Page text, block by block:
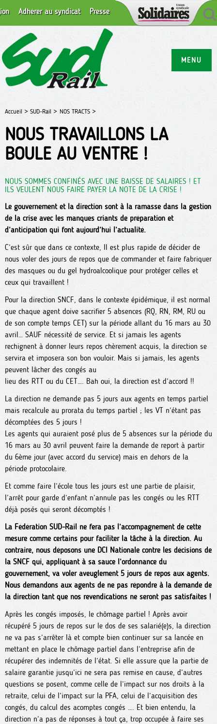
MENU
Adhérer au syndicat Presse
Accueil > SUD-Rail > NOS TRACTS >
NOUS TRAVAILLONS LA
BOULE AU VENTRE !
NOUS SOMMES CONFINÉS AVEC UNE BAISSE DE SALAIRES ! ET
ILS VEULENT NOUS FAIRE PAYER LA NOTE DE LA CRISE !
Le gouvernement et la direction sont à la ramasse dans la gestion
de la crise avec les manques criants de préparation et
d’anticipation qui font aujourd’hui l’actualité.
C’est sûr que dans ce contexte, Il est plus rapide de décider de
nous voler des jours de repos que de commander et faire fabriquer
des masques ou du gel hydroalcoolique pour protéger celles et
ceux qui travaillent !
Pour la direction SNCF, dans le contexte épidémique, il est normal
que chaque agent doive sacrifier 5 absences (RQ, RN, RM, RU ou
de son compte temps CET) sur la période allant du 16 mars au 30
avril… SAUF nécessité de service. Et si jamais les agents
rechignent à donner leurs repos chèrement acquis, la direction se
servira et imposera son bon vouloir. Mais si jamais, les agents
peuvent lâcher des congés au
lieu des RTT ou du CET…. Bah oui, la direction est d’accord !!
La direction ne demande pas 5 jours aux agents en temps partiel
mais recalcule au prorata du temps partiel ; les VT n’étant pas
décomptées des 5 jours !
Les agents qui auraient posé plus de 5 absences sur la période du
16 mars au 30 avril peuvent faire la demande de report à partir
du 6ème jour (avec accord du service) mais en dehors de la
période protocolaire.
Et comme faire l’école tous les jours est une partie de plaisir,
l’arrêt pour garde d’enfant n’annule pas les congés ou les RTT
déjà posés qui seront décomptés !
La Fédération SUD-Rail ne fera pas l’accompagnement de cette
mesure comme certains pour faciliter la tâche à la direction. Au
contraire, nous déposons une DCI Nationale contre les décisions de
la SNCF qui, appliquant à sa sauce l’ordonnance du
gouvernement, va voler aveuglement 5 jours de repos aux agents.
Nous demandons aux agents de ne pas répondre à la demande de
la direction tant que nos revendications ne seront pas satisfaites !
Après les congés imposés, le chômage partiel ! Après avoir
récupéré 5 jours de repos sur le dos de ses salarié(e)s, la direction
ne va pas s’arrêter là et compte bien continuer sur sa lancée en
mettant en place le chômage partiel dans l’entreprise afin de
récupérer des indemnités de l’état. Si elle assure que la partie de
salaire garantie jusqu’ici ne sera pas remise en cause, d’autres
questions se posent, comme celle de l’impact sur nos droits à la
retraite, celui de l’impact sur la PFA, celui de l’acquisition des
congés, du calcul des acomptes congés …. Et bien entendu, la
direction n’a pas de réponses à tout ça, trop occupée à faire ses